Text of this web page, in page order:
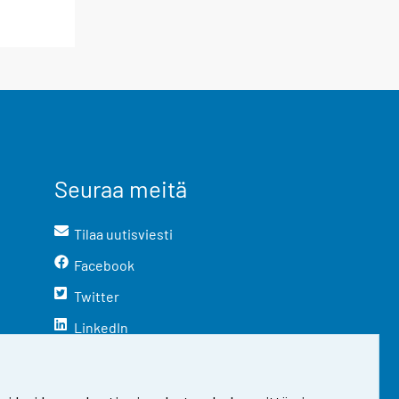
Seuraa meitä
Tilaa uutisviesti
Facebook
Twitter
LinkedIn